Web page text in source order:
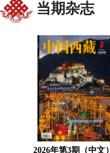
当期杂志
2026年第3期（中文）